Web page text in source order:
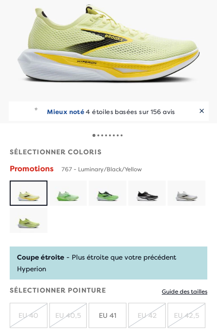
Mieux noté 4 étoiles basées sur 156 avis
SÉLECTIONNER COLORIS
Promotions 767 - Luminary/Black/Yellow
Coupe étroite - Plus étroite que votre précédent
Hyperion
SÉLECTIONNER POINTURE Guide des tailles
ÉPUISÉ
EU 40 EU 40,5 EU 41
ÉPUISÉ
EU 42 EU 42,5